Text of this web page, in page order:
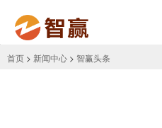
首页 > 新闻中心 > 智赢头条